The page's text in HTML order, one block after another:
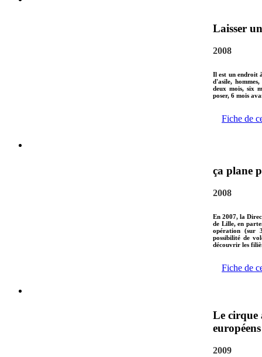
Laisser
2008
Il est un endroit
d'asile,
deux mois, six
poser, 6 mois
Fiche de
ça plane
2008
En 2007, la
de Lille, en
opération (sur
possibilité de
découvrir les
Fiche de
Le cirque
européens
2009